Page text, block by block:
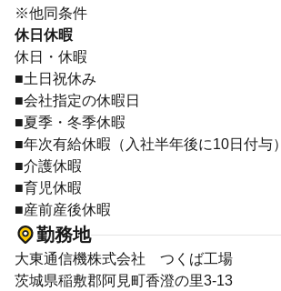
※他同条件
休日休暇
休日・休暇
■土日祝休み
■会社指定の休暇日
■夏季・冬季休暇
■年次有給休暇（入社半年後に10日付与）
■介護休暇
■育児休暇
■産前産後休暇
勤務地
大東通信機株式会社 つくば工場
茨城県稲敷郡阿見町香澄の里3-13